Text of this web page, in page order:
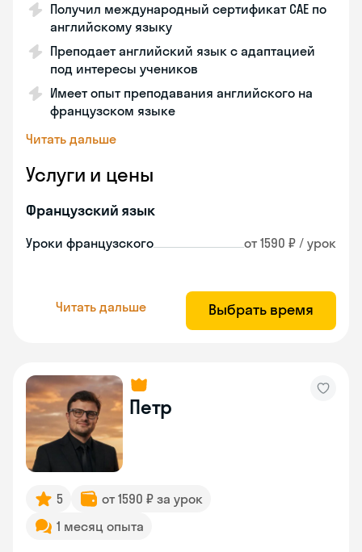
Получил международный сертификат CAE по
английскому языку
Преподает английский язык с адаптацией
под интересы учеников
Имеет опыт преподавания английского на
французском языке
Читать дальше
Услуги и цены
Французский язык
Уроки французского от 1590 ₽ / урок
Читать дальше Выбрать время
Петр
5
от 1590 ₽ за урок
1 месяц опыта